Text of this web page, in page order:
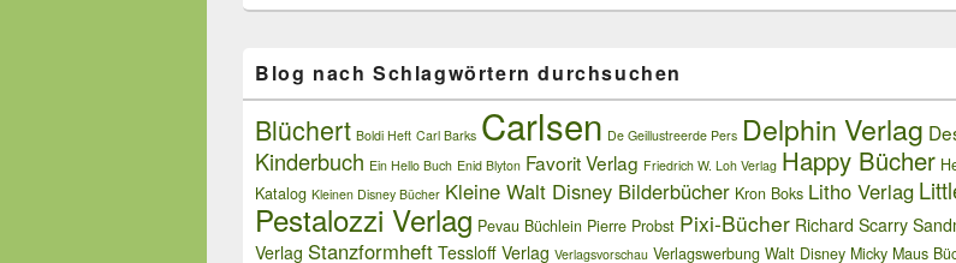
Blog nach Schlagwörtern durchsuchen
Blüchert Boldi Heft Carl Barks Carlsen De Geillustreerde Pers Delphin Verlag
Kinderbuch Ein Hello Buch Enid Blyton Favorit Verlag Friedrich W. Loh Verlag Happy Bücher
Katalog Kleinen Disney Bücher Kleine Walt Disney Bilderbücher Kron Boks Litho Verlag
Pestalozzi Verlag Pevau Büchlein Pierre Probst Pixi-Bücher Richard Scarry
Verlag Stanzformheft Tessloff Verlag Verlagsvorschau Verlagswerbung Walt Disney Micky Maus